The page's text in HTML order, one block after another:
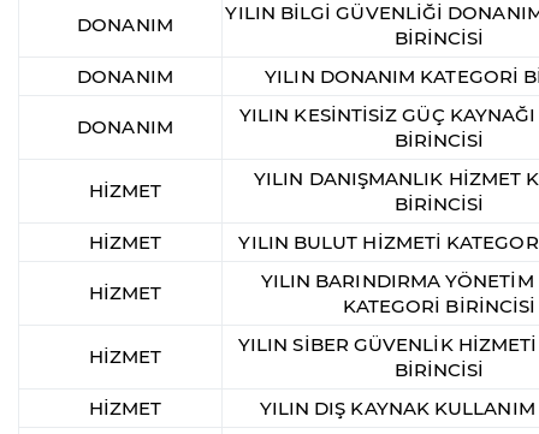
DONANIM
YILIN BİLGİ GÜVENLİĞİ
BİRİNCİSİ
DONANIM
YILIN DONANIM KATEGORİ
DONANIM
YILIN KESİNTİSİZ GÜÇ
BİRİNCİSİ
HİZMET
YILIN DANIŞMANLIK HİZMET
BİRİNCİSİ
HİZMET
YILIN BULUT HİZMETİ
HİZMET
YILIN BARINDIRMA
KATEGORİ BİRİNCİSİ
HİZMET
YILIN SİBER GÜVENLİK
BİRİNCİSİ
HİZMET
YILIN DIŞ KAYNAK